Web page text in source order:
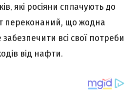
які росіяни сплачують до
переконаний, що жодна
всі свої потреби
від нафти.